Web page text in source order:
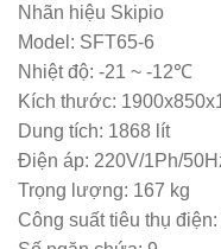
Nhãn hiệu Skipio
Model: SFT65-6
Nhiệt độ: -21 ~ -12℃
Kích thước:
Dung tích: 1868 lít
Điện áp: 220V/1Ph/
Trọng lượng: 167 kg
Công suất tiêu thụ